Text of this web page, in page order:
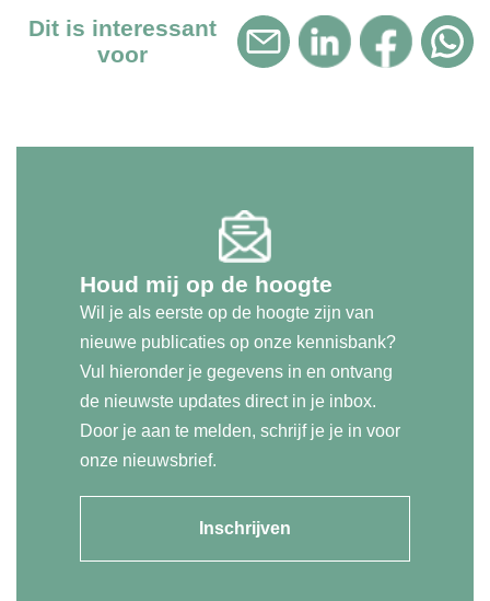
Dit is interessant
voor
Houd mij op de hoogte
Wil je als eerste op de hoogte zijn van
nieuwe publicaties op onze kennisbank?
Vul hieronder je gegevens in en ontvang
de nieuwste updates direct in je inbox.
Door je aan te melden, schrijf je je in voor
onze nieuwsbrief.
Inschrijven